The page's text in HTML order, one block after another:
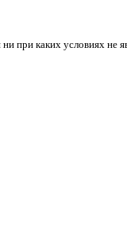
при каких условиях не